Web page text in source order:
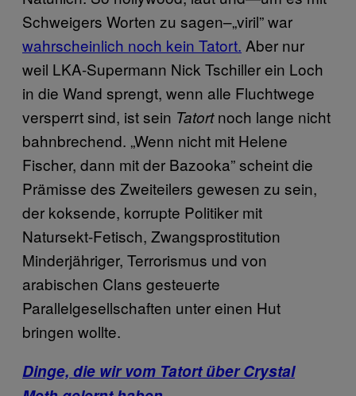
Schweigers Worten zu sagen–„viril” war
wahrscheinlich noch kein Tatort. Aber nur
weil LKA-Supermann Nick Tschiller ein Loch
in die Wand sprengt, wenn alle Fluchtwege
versperrt sind, ist sein Tatortnoch lange nicht
bahnbrechend. „Wenn nicht mit Helene
Fischer, dann mit der Bazooka” scheint die
Prämisse des Zweiteilers gewesen zu sein,
der koksende, korrupte Politiker mit
Natursekt-Fetisch, Zwangsprostitution
Minderjähriger, Terrorismus und von
arabischen Clans gesteuerte
Parallelgesellschaften unter einen Hut
bringen wollte.
Dinge, die wir vom Tatort über Crystal